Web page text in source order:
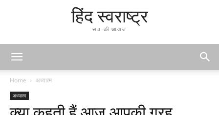
हिंद स्वराष्ट्र
सच की आवाज
Home अध्यात्म
अध्यात्म